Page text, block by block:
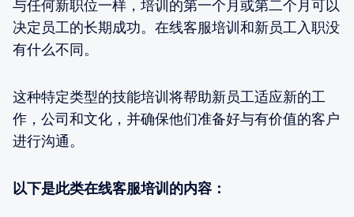
与任何新职位一样，培训的第一个月或第二个月可以
决定员工的长期成功。在线客服培训和新员工入职没
有什么不同。
这种特定类型的技能培训将帮助新员工适应新的工
作，公司和文化，并确保他们准备好与有价值的客户
进行沟通。
以下是此类在线客服培训的内容：